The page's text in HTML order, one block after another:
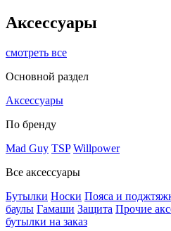
Аксессуары
смотреть все
Основной раздел
Аксессуары
По бренду
Mad Guy TSP Willpower
Все аксессуары
Бутылки Носки Пояса и
баулы Гамаши Защита Прочие
бутылки на заказ